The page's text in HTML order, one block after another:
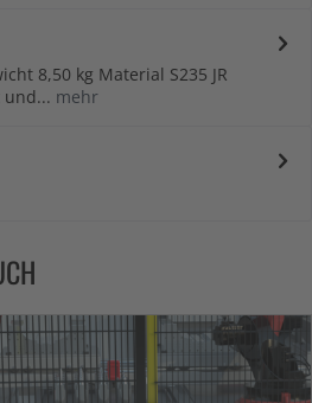
8,50 kg Material S235 JR
und... mehr